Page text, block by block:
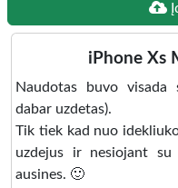
iPhone Xs
Naudotas buvo
dabar uzdetas).
Tik tiek kad nuo
uzdejus ir nesiojant su
ausines. 🙂